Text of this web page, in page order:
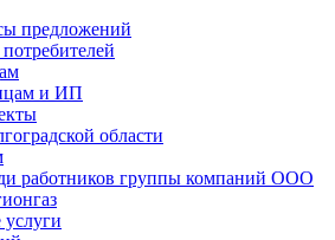
предложений
и ИП
области
работников группы компаний ООО